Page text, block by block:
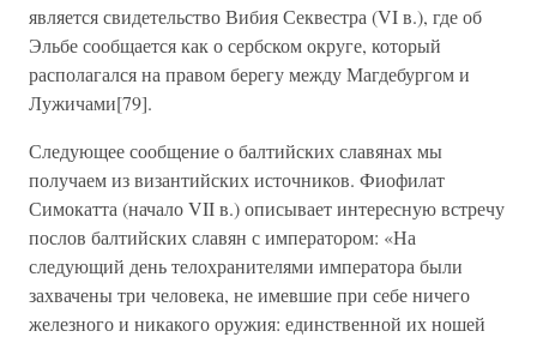
является свидетельство Вибия Секвестра (VI в.), где об
Эльбе сообщается как о сербском округе, который
располагался на правом берегу между Магдебургом и
Лужичами[79].
Следующее сообщение о балтийских славянах мы
получаем из византийских источников. Фиофилат
Симокатта (начало VII в.) описывает интересную встречу
послов балтийских славян с императором: «На
следующий день телохранителями императора были
захвачены три человека, не имевшие при себе ничего
железного и никакого оружия: единственной их ношей